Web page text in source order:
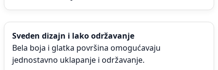
Sveden dizajn i lako održavanje
Bela boja i glatka površina omogućavaju
jednostavno uklapanje i održavanje.